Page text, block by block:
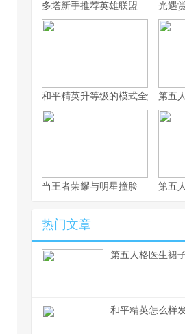
多塔新手推荐英雄联盟 光遇
和平精英升等级的模式全解析第五
当王者荣耀与明星撞脸 第五
热门文章
第五人格医生裙
和平精英怎么样